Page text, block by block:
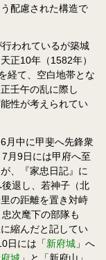
配慮された構造で
われているが築城
正10年（1582年）
経て、空白地帯とな
壬午の乱に際し
性が考えられてい
月中に甲斐へ先鋒衆
月9日には甲府へ至
、『家忠日記』に
退し、若神子（北
の距離を置き対峙
次麾下の部隊も
縮んだと記してい
日には「新府城 」へ
城 」と「新府山」